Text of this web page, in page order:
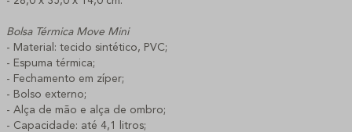
Bolsa Térmica Move Mini
- Material: tecido sintético, PVC;
- Espuma térmica;
- Fechamento em zíper;
- Bolso externo;
- Alça de mão e alça de ombro;
- Capacidade: até 4,1 litros;